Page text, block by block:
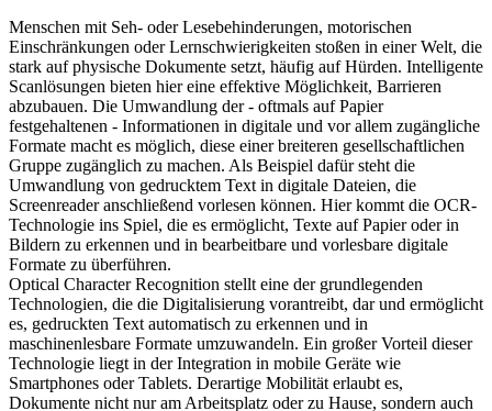
Menschen mit Seh- oder Lesebehinderungen, motorischen
Einschränkungen oder Lernschwierigkeiten stoßen in einer Welt, die
stark auf physische Dokumente setzt, häufig auf Hürden. Intelligente
Scanlösungen bieten hier eine effektive Möglichkeit, Barrieren
abzubauen. Die Umwandlung der - oftmals auf Papier
festgehaltenen - Informationen in digitale und vor allem zugängliche
Formate macht es möglich, diese einer breiteren gesellschaftlichen
Gruppe zugänglich zu machen. Als Beispiel dafür steht die
Umwandlung von gedrucktem Text in digitale Dateien, die
Screenreader anschließend vorlesen können. Hier kommt die OCR-
Technologie ins Spiel, die es ermöglicht, Texte auf Papier oder in
Bildern zu erkennen und in bearbeitbare und vorlesbare digitale
Formate zu überführen.
Optical Character Recognition stellt eine der grundlegenden
Technologien, die die Digitalisierung vorantreibt, dar und ermöglicht
es, gedruckten Text automatisch zu erkennen und in
maschinenlesbare Formate umzuwandeln. Ein großer Vorteil dieser
Technologie liegt in der Integration in mobile Geräte wie
Smartphones oder Tablets. Derartige Mobilität erlaubt es,
Dokumente nicht nur am Arbeitsplatz oder zu Hause, sondern auch